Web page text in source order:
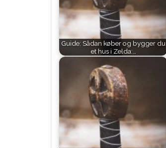
Guide: Sådan køber og bygger du
et hus i Zelda:…